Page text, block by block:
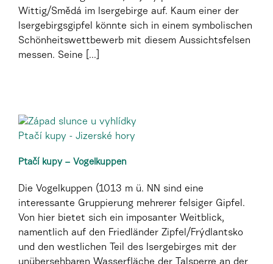
Wittig/Smědá im Isergebirge auf. Kaum einer der
Isergebirgsgipfel könnte sich in einem symbolischen
Schönheitswettbewerb mit diesem Aussichtsfelsen
messen. Seine [...]
Ptačí kupy – Vogelkuppen
Die Vogelkuppen (1013 m ü. NN sind eine
interessante Gruppierung mehrerer felsiger Gipfel.
Von hier bietet sich ein imposanter Weitblick,
namentlich auf den Friedländer Zipfel/Frýdlantsko
und den westlichen Teil des Isergebirges mit der
unübersehbaren Wasserfläche der Talsperre an der